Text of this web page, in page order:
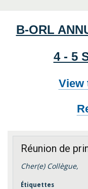
B-ORL
4 - 5
View
Réunion de
Cher(e) Collègue,
Étiquettes